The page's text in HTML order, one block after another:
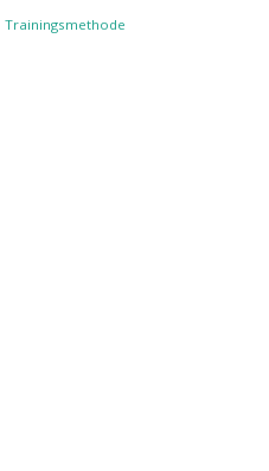
Trainingsmethode